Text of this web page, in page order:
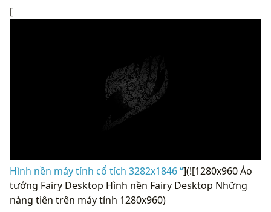
[
Hình nền máy tính cổ tích 3282x1846 “](![1280x960 Ảo
tưởng Fairy Desktop Hình nền Fairy Desktop Những
nàng tiên trên máy tính 1280x960)